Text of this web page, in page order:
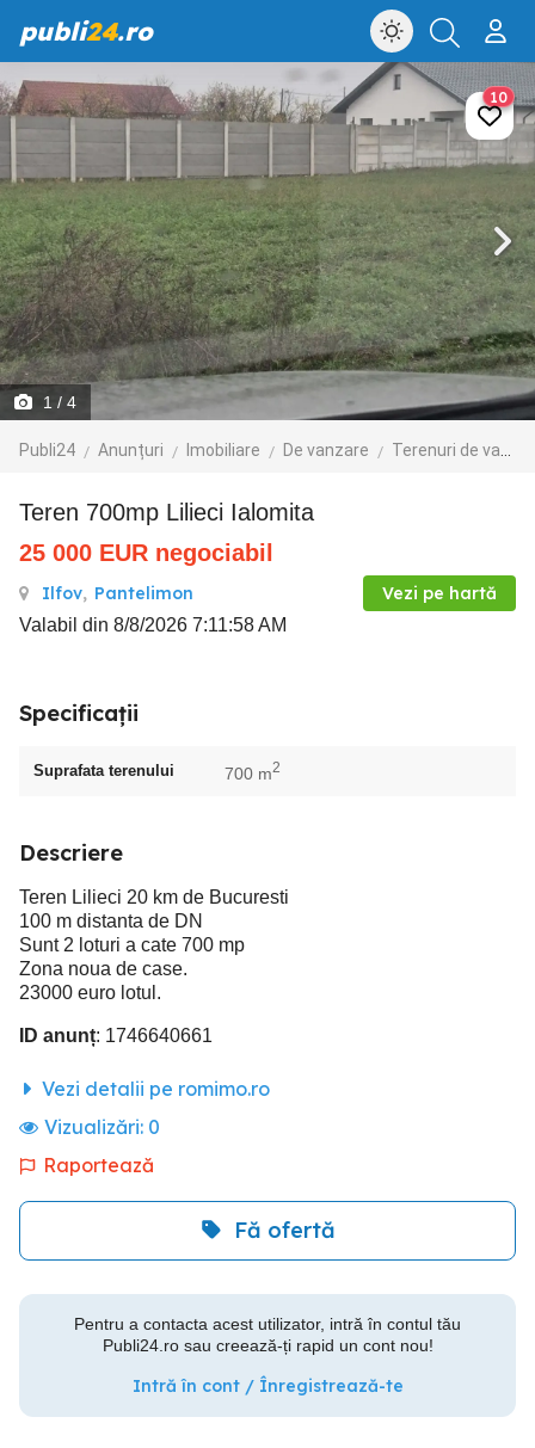
publi24.ro
1 / 4
Publi24 Anunțuri Imobiliare De vanzare Terenuri de vanzare
10
teren 700mp Lilieci Ialomita
25 000 EUR negociabil
Ilfov, Pantelimon Vezi pe hartă
Valabil din 8/8/2026 7:11:58 AM
Specificații
Suprafata terenului 700 m2
Descriere
Teren Lilieci 20 km de Bucuresti
100 m distanta de DN
Sunt 2 loturi a cate 700 mp
Zona noua de case.
23000 euro lotul.
ID anunț: 1746640661
Vezi detalii pe romimo.ro
Vizualizări: 0
Raportează
Fă ofertă
Pentru a contacta acest utilizator, intră în contul tău
Publi24.ro sau creează-ți rapid un cont nou!
Intră în cont / Înregistrează-te